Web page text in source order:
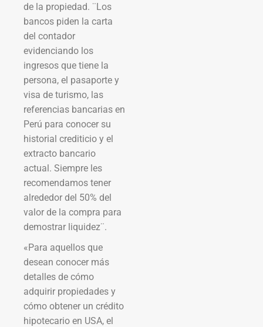
de la propiedad. ¨Los
bancos piden la carta
del contador
evidenciando los
ingresos que tiene la
persona, el pasaporte y
visa de turismo, las
referencias bancarias en
Perú para conocer su
historial crediticio y el
extracto bancario
actual. Siempre les
recomendamos tener
alrededor del 50% del
valor de la compra para
demostrar liquidez¨.
«Para aquellos que
desean conocer más
detalles de cómo
adquirir propiedades y
cómo obtener un crédito
hipotecario en USA, el